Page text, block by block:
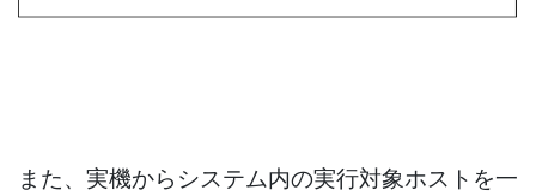
また、実機からシステム内の実行対象ホストを一